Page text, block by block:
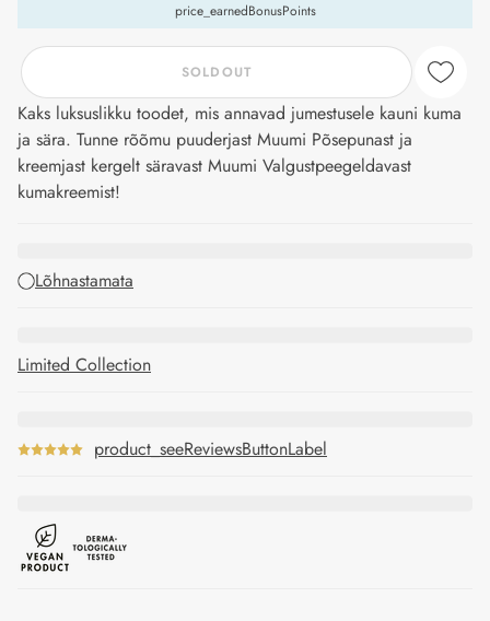
price_earnedBonusPoints
SOLDOUT
Kaks luksuslikku toodet, mis annavad jumestusele kauni kuma
ja sära. Tunne rõõmu puuderjast Muumi Põsepunast ja
kreemjast kergelt säravast Muumi Valgustpeegeldavast
kumakreemist!
Lõhnastamata
Limited Collection
product_seeReviewsButtonLabel